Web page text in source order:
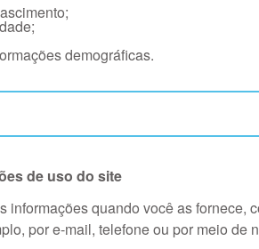
demográficas.
de uso do site
informações quando você as fornece,
por e-mail, telefone ou por meio de